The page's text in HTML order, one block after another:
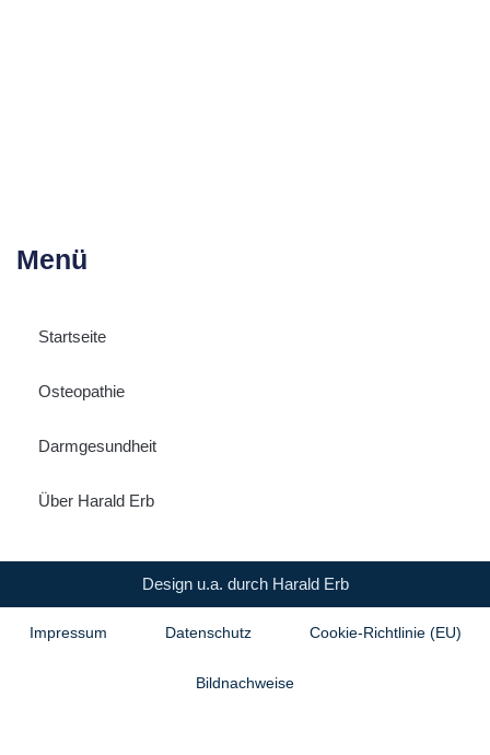
Menü
Startseite
Osteopathie
Darmgesundheit
Über Harald Erb
Design u.a. durch Harald Erb
Impressum Datenschutz Cookie-Richtlinie (EU)
Bildnachweise